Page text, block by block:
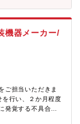
気を放ち、製品が
特にタンタルコン
ことができ、製品
機器を守るための
、電子機器が壊れ
機器メーカー/
ご担当いただきま
行い、２か月程度
発覚する不具合対